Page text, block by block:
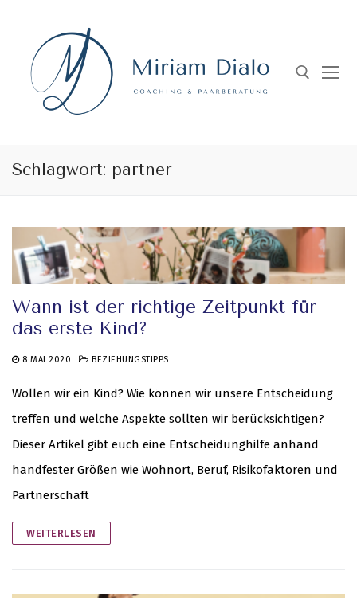
content
Schlagwort: partner
Wann ist der richtige Zeitpunkt für
das erste Kind?
8 MAI 2020 BEZIEHUNGSTIPPS
Wollen wir ein Kind? Wie können wir unsere Entscheidung
treffen und welche Aspekte sollten wir berücksichtigen?
Dieser Artikel gibt euch eine Entscheidunghilfe anhand
handfester Größen wie Wohnort, Beruf, Risikofaktoren und
Partnerschaft
WEITERLESEN